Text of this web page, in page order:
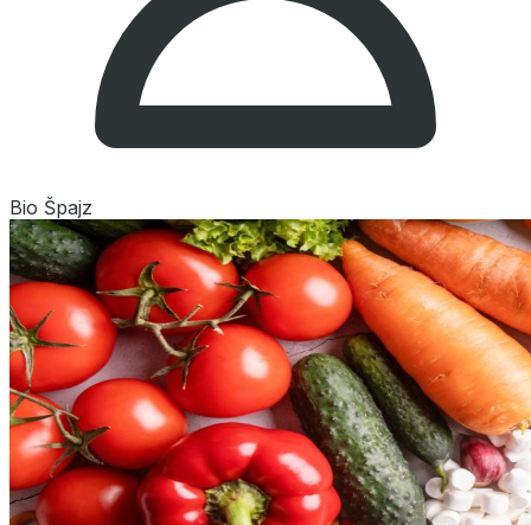
Bio Špajz